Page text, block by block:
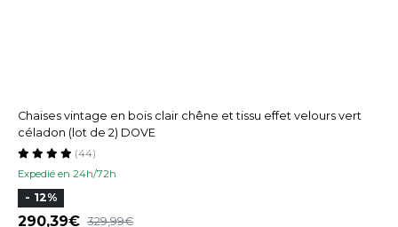
Chaises vintage en bois clair chêne et tissu effet velours vert
céladon (lot de 2) DOVE
Expedié en 24h/72h
(44)
- 12%
290,39 329,99